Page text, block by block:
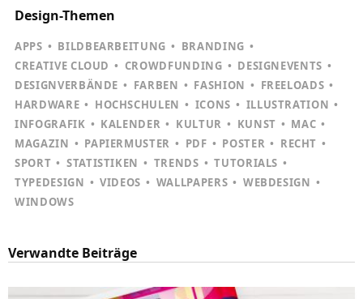
Design-Themen
APPS BILDBEARBEITUNG
BRANDING
CREATIVE CLOUD
CROWDFUNDING
DESIGNEVENTS
DESIGNVERBÄNDE
FARBEN FASHION
FREELOADS
HARDWARE
HOCHSCHULEN ICONS
ILLUSTRATION
INFOGRAFIK
KALENDER KULTUR KUNST
MAC
MAGAZIN
PAPIERMUSTER PDF POSTER
RECHT
SPORT
STATISTIKEN TRENDS
TUTORIALS
TYPEDESIGN
VIDEOS WALLPAPERS
WEBDESIGN
WINDOWS
Verwandte Beiträge